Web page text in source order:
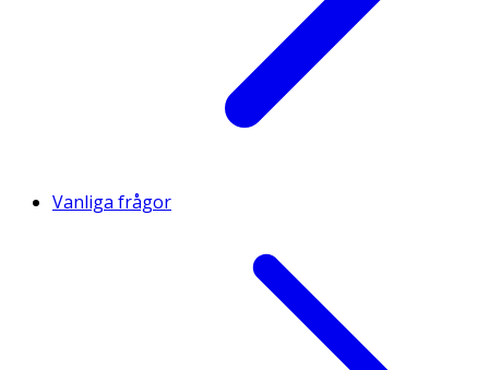
Vanliga frågor